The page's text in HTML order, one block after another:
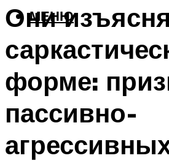
МЕНЮ
Они
форме:
пассивно-